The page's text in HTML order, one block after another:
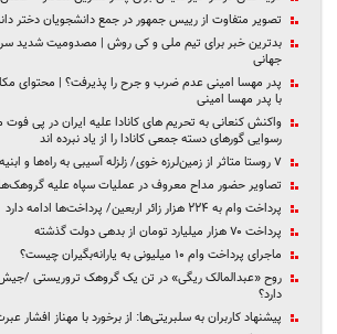
تصویر متفاوت از رییس جمهور در جمع دانشجویان دختر
بدترین خبر برای تیم ملی و کی روش | مصدومیت شدید
جهانی
پدر مهسا امینی عدم ضرب و جرح را پذیرفت؟ | محتوای
با پدر مهسا امینی
واکنش کنعانی به تحریم های کانادا علیه ایران در پی فوت
رسوایی گورهای دسته‌ جمعی کانادا را از یاد نبرده‌ اند
۷ روستا متاثر از زمین‌لرزه خوی/ زلزله آسیبی به راه‌ها و ابنیه وارد نکرده است
تصاویر حضور مداح معروف در عملیات سپاه علیه
پرداخت وام به ۲۲۴ هزار زائر اربعین/ پرداخت‌ها ادامه دارد
پرداخت ۷۰ هزار میلیارد تومان از بدهی دولت گذشته
ماجرای پرداخت وام ۱۰ میلیونی به یارانه‌بگیران چیست؟
روح «عبدالمالک ریگی» در تن یک گروهک تروریستی /
دارد؟
پیشنهاد کاربران به سلبریتی‌ها: از برخورد با مهناز افشار